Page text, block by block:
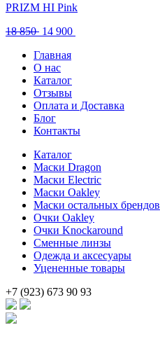
PRIZM HI Pink
18 850 Первоначальная
составляла
18
850 .
14 900
Главная
О нас
Каталог
Отзывы
Оплата и Доставка
Блог
Контакты
Каталог
Маски Dragon
Маски Electric
Маски Oakley
Маски остальных брендов
Очки Oakley
Очки Knockaround
Сменные линзы
Одежда и аксесуары
Уцененные товары
+7 (923) 673 90 93